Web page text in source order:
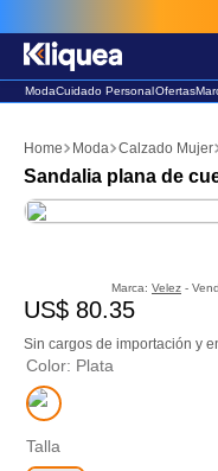
ModaCuidado PersonalOfertas
Moda Calzado Mujer
Sandalia plana de
Marca: Velez -
US$ 80.35
Sin cargos de importación y
Color: Plata
Talla
2. sandalia